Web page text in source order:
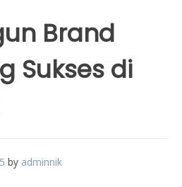
Brand
Sukses di
by adminnik